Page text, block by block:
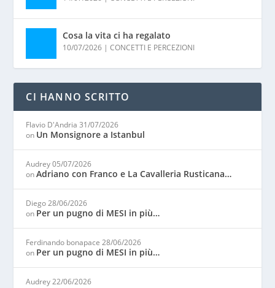
Cosa la vita ci ha regalato
10/07/2026 |CONCETTI E PERCEZIONI
CI HANNO SCRITTO
Flavio D'Andria 31/07/2026
on Un Monsignore a Istanbul
Audrey 05/07/2026
onAdriano con Franco e La Cavalleria Rusticana…
Diego 28/06/2026
on Per un pugno di MESI in più…
Ferdinando bonapace 28/06/2026
on Per un pugno di MESI in più…
Audrey 22/06/2026